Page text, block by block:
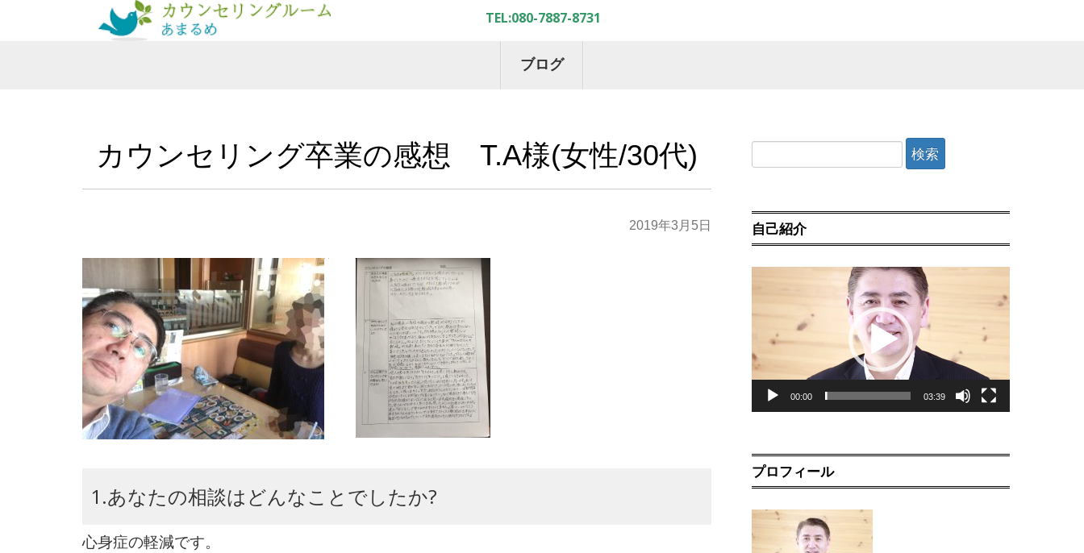
ブログ
カウンセリング卒業の感想 T.A様(女性/30代)
2019年3月5日
1.あなたの相談はどんなことでしたか?
心身症の軽減です。
検
索:
自己紹介
動
レ
ー
00:00 03:39
プロフィール